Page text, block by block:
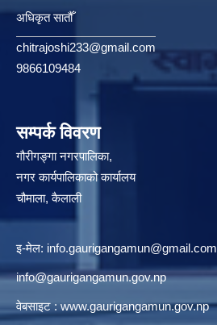
अधिकृत सातौँ
chitrajoshi233@gmail.com
9866109484
सम्पर्क विवरण
गौरीगङ्गा नगरपालिका,
नगर कार्यपालिकाको कार्यालय
चौमाला, कैलाली
इ-मेल: info.gaurigangamun@gmail.com
info@gaurigangamun.gov.np
वेबसाइट :www.gaurigangamun.gov.np